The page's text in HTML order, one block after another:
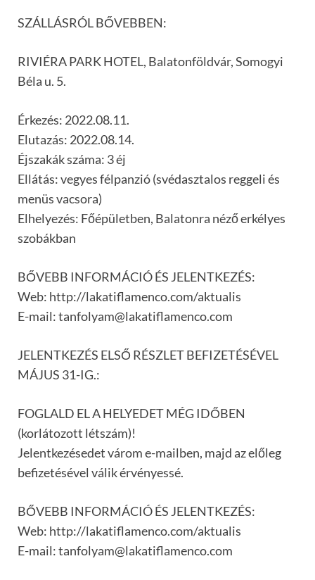
SZÁLLÁSRÓL BŐVEBBEN:
RIVIÉRA PARK HOTEL, Balatonföldvár, Somogyi
Béla u. 5.
Érkezés: 2022.08.11.
Elutazás: 2022.08.14.
Éjszakák száma: 3 éj
Ellátás: vegyes félpanzió (svédasztalos reggeli és
menüs vacsora)
Elhelyezés: Főépületben, Balatonra néző erkélyes
szobákban
BŐVEBB INFORMÁCIÓ ÉS JELENTKEZÉS:
Web: http://lakatiflamenco.com/aktualis
E-mail: tanfolyam@lakatiflamenco.com
JELENTKEZÉS ELSŐ RÉSZLET BEFIZETÉSÉVEL
MÁJUS 31-IG.:
FOGLALD EL A HELYEDET MÉG IDŐBEN
(korlátozott létszám)!
Jelentkezésedet várom e-mailben, majd az előleg
befizetésével válik érvényessé.
BŐVEBB INFORMÁCIÓ ÉS JELENTKEZÉS:
Web: http://lakatiflamenco.com/aktualis
E-mail: tanfolyam@lakatiflamenco.com